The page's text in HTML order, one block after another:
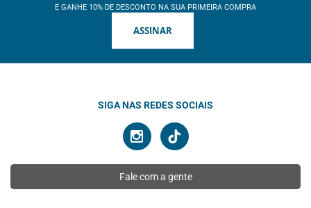
E GANHE 10% DE DESCONTO NA SUA PRIMEIRA COMPRA
ASSINAR
SIGA NAS REDES SOCIAIS
Fale com a gente